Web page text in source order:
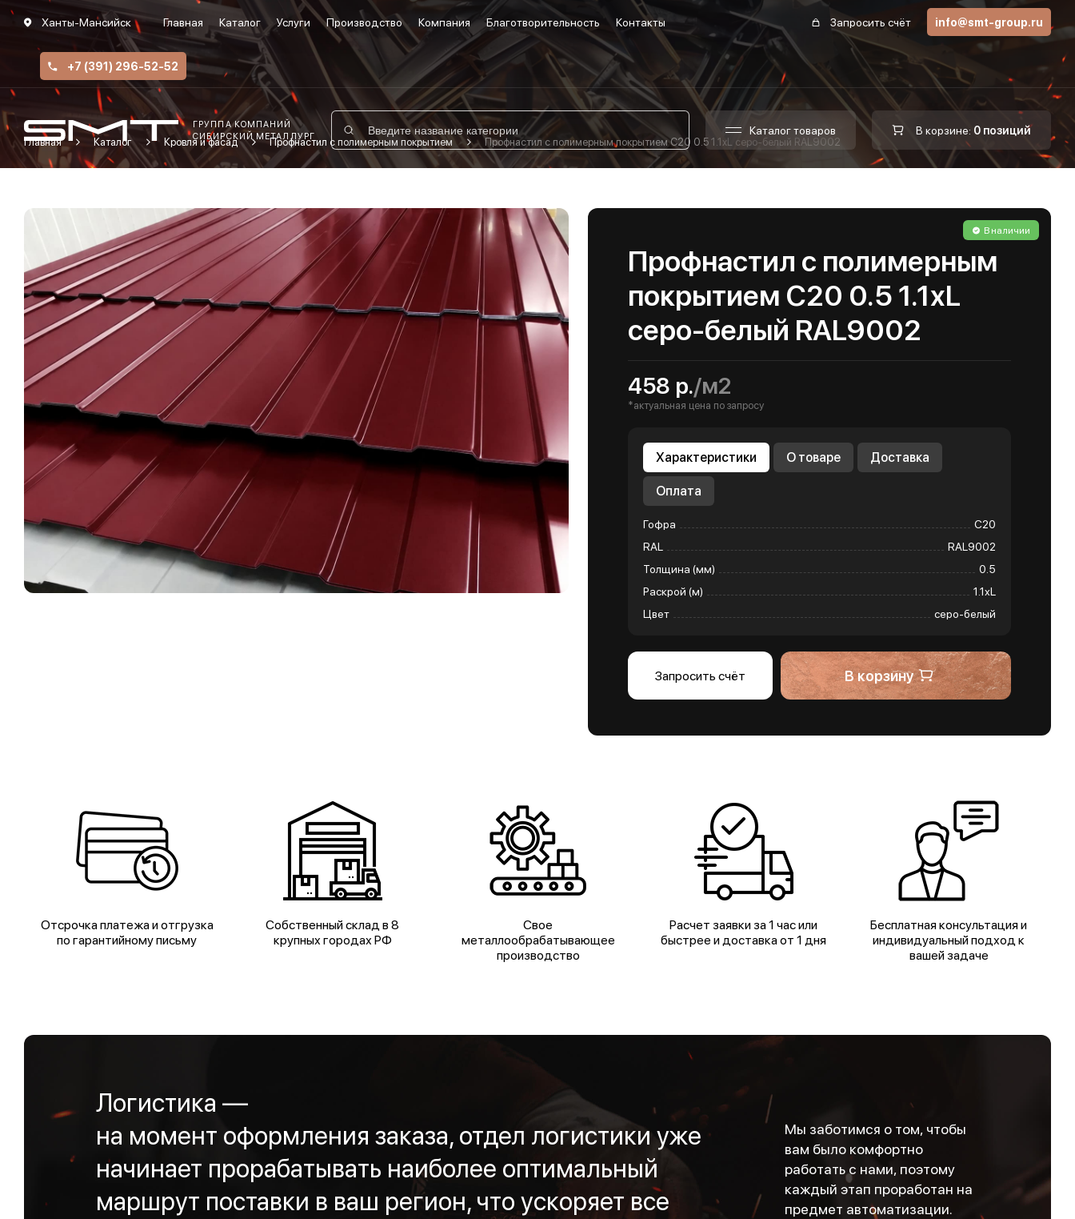
Ханты-Мансийск Главная Каталог Услуги Производство Компания Благотворительность Контакты Запросить счёт info@smt-group.ru
+7 (391) 296-52-52
ГРУППА КОМПАНИЙ
СИБИРСКИЙ МЕТАЛЛУРГ
Каталог товаров В корзине: 0 позиций
Главная Каталог Кровля и фасад Профнастил с полимерным покрытием Профнастил с полимерным покрытием С20 0.5 1.1хL серо-белый RAL9002
В наличии
Профнастил с полимерным
покрытием С20 0.5 1.1хL
серо-белый RAL9002
458 р./м2
*актуальная цена по запросу
Характеристики О товаре Доставка
Оплата
Гофра
С20
RAL
RAL9002
Толщина (мм)
0.5
Раскрой (м)
1.1хL
Цвет
серо-белый
Запросить счёт В корзину
Отсрочка платежа и отгрузка
по гарантийному письму
Собственный склад в 8
крупных городах РФ
Свое
металлообрабатывающее
производство
Расчет заявки за 1 час или
быстрее и доставка от 1 дня
Бесплатная консультация и
индивидуальный подход к
вашей задаче
Логистика —
на момент оформления заказа, отдел логистики уже
начинает прорабатывать наиболее оптимальный
маршрут поставки в ваш регион, что ускоряет все
Мы заботимся о том, чтобы
вам было комфортно
работать с нами, поэтому
каждый этап проработан на
предмет автоматизации.